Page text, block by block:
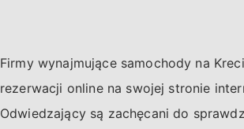
Firmy wynajmujące samochody na
rezerwacji online na swojej stronie
Odwiedzający są zachęcani do